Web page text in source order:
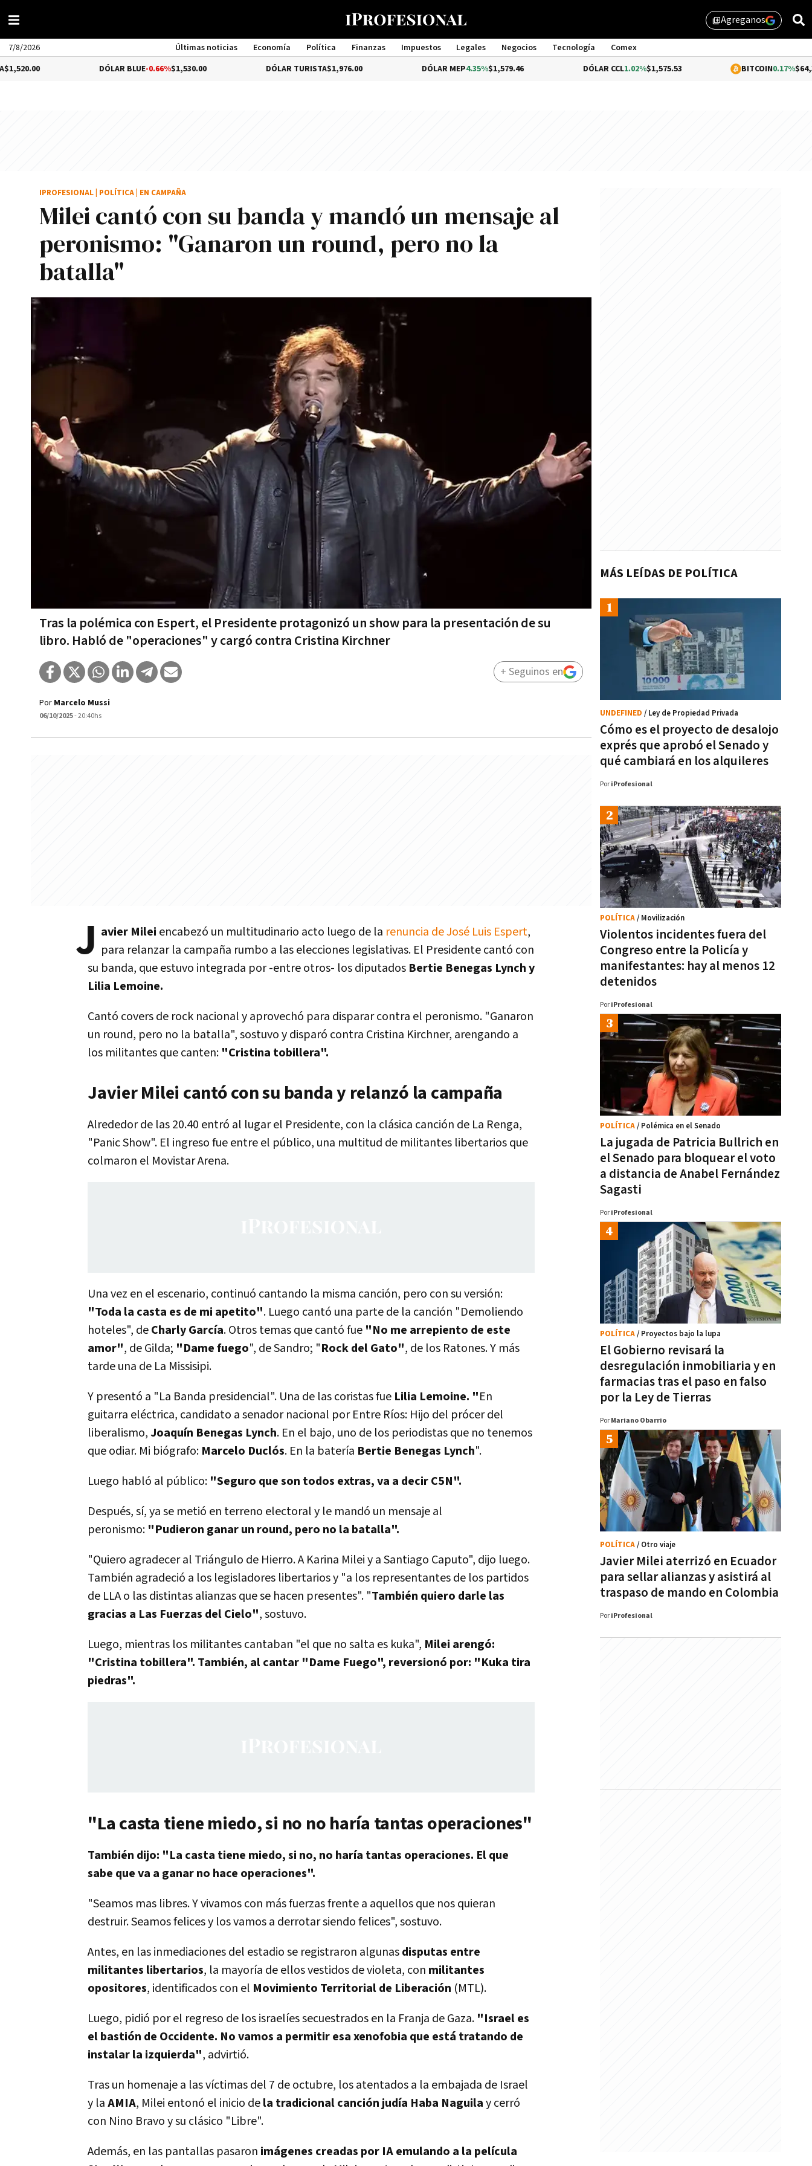
library_addAgreganos
7/8/2026 Últimas noticias Economía Política Finanzas Impuestos Legales Negocios Tecnología
Comex
Management
DÓLAR BLUE-0.66%$1,530.00 DÓLAR TURISTA$1,976.00 DÓLAR MEP4.35% $1,579.46 DÓLAR CCL1.02%$1,575.53 BITCOIN0.17%$64,377.14
Milei cantó con su banda y mandó un mensaje al
peronismo: "Ganaron un round, pero no la
batalla"
Tras la polémica con Espert, el Presidente protagonizó un show para la presentación de su
libro. Habló de "operaciones" y cargó contra Cristina Kirchner
IPROFESIONAL POLÍTICA EN CAMPAÑA
Por Marcelo Mussi
06/10/2025- 20:40hs
+ Seguinos en
J avier Milei encabezó un multitudinario acto luego de la renuncia de José Luis Espert,
para relanzar la campaña rumbo a las elecciones legislativas. El Presidente cantó con
su banda, que estuvo integrada por -entre otros- los diputados Bertie Benegas Lynch y
Lilia Lemoine.
Cantó covers de rock nacional y aprovechó para disparar contra el peronismo. "Ganaron
un round, pero no la batalla", sostuvo y disparó contra Cristina Kirchner, arengando a
los militantes que canten: "Cristina tobillera".
Javier Milei cantó con su banda y relanzó la campaña
Alrededor de las 20.40 entró al lugar el Presidente, con la clásica canción de La Renga,
"Panic Show". El ingreso fue entre el público, una multitud de militantes libertarios que
colmaron el Movistar Arena.
Una vez en el escenario, continuó cantando la misma canción, pero con su versión:
"Toda la casta es de mi apetito". Luego cantó una parte de la canción "Demoliendo
hoteles", deCharly García. Otros temas que cantó fue "No me arrepiento de este
amor", de Gilda; "Dame fuego", de Sandro; "Rock del Gato", de los Ratones. Y más
tarde una de La Missisipi.
Y presentó a "La Banda presidencial". Una de las coristas fue Lilia Lemoine. "En
guitarra eléctrica, candidato a senador nacional por Entre Ríos: Hijo del prócer del
liberalismo,Joaquín Benegas Lynch. En el bajo, uno de los periodistas que no tenemos
que odiar. Mi biógrafo: Marcelo Duclós. En la batería Bertie Benegas Lynch".
Luego habló al público: "Seguro que son todos extras, va a decir C5N".
Después, sí, ya se metió en terreno electoral y le mandó un mensaje al
peronismo: "Pudieron ganar un round, pero no la batalla".
"Quiero agradecer al Triángulo de Hierro. A Karina Milei y a Santiago Caputo", dijo luego.
También agradeció a los legisladores libertarios y "a los representantes de los partidos
de LLA o las distintas alianzas que se hacen presentes". "También quiero darle las
gracias a Las Fuerzas del Cielo", sostuvo.
Luego, mientras los militantes cantaban "el que no salta es kuka", Milei arengó:
"Cristina tobillera". También, al cantar "Dame Fuego", reversionó por: "Kuka tira
piedras".
"La casta tiene miedo, si no no haría tantas operaciones"
También dijo: "La casta tiene miedo, si no, no haría tantas operaciones. El que
sabe que va a ganar no hace operaciones".
"Seamos mas libres. Y vivamos con más fuerzas frente a aquellos que nos quieran
destruir. Seamos felices y los vamos a derrotar siendo felices", sostuvo.
Antes, en las inmediaciones del estadio se registraron algunasdisputas entre
militantes libertarios, la mayoría de ellos vestidos de violeta, con militantes
opositores, identificados con el Movimiento Territorial de Liberación (MTL).
Luego, pidió por el regreso de los israelíes secuestrados en la Franja de Gaza. "Israel es
el bastión de Occidente. No vamos a permitir esa xenofobia que está tratando de
instalar la izquierda", advirtió.
Tras un homenaje a las víctimas del 7 de octubre, los atentados a la embajada de Israel
y laAMIA, Milei entonó el inicio dela tradicional canción judía Haba Naguilay cerró
con Nino Bravo y su clásico "Libre".
Además, en las pantallas pasaron imágenes creadas por IA emulando a la película
MÁS LEÍDAS DE POLÍTICA
Cómo es el proyecto de desalojo
exprés que aprobó el Senado y
qué cambiará en los alquileres
UNDEFINED / Ley de Propiedad Privada
Por iProfesional
Violentos incidentes fuera del
Congreso entre la Policía y
manifestantes: hay al menos 12
detenidos
POLÍTICA/ Movilización
Por iProfesional
La jugada de Patricia Bullrich en
el Senado para bloquear el voto
a distancia de Anabel Fernández
Sagasti
POLÍTICA/ Polémica en el Senado
Por iProfesional
El Gobierno revisará la
desregulación inmobiliaria y en
farmacias tras el paso en falso
por la Ley de Tierras
POLÍTICA/ Proyectos bajo la lupa
Por Mariano Obarrio
Javier Milei aterrizó en Ecuador
para sellar alianzas y asistirá al
traspaso de mando en Colombia
POLÍTICA/ Otro viaje
Por iProfesional